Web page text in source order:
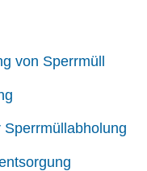
von Sperrmüll